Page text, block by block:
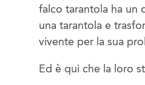
falco tarantola ha un
una tarantola e
vivente per la sua
Ed è qui che la loro